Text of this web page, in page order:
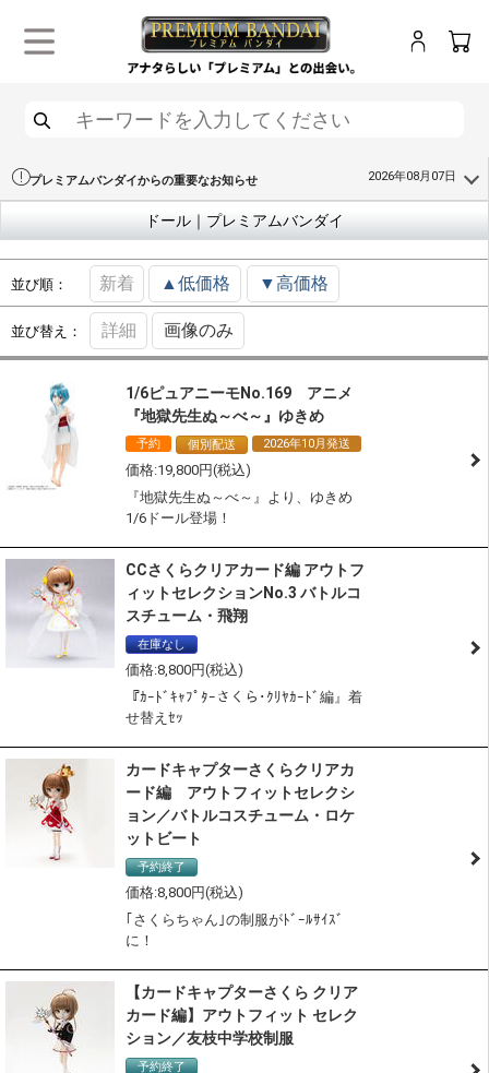
プレミアムバンダイからの重要なお知らせ 2026年08月07日
ドール｜プレミアムバンダイ
並び順： 新着 ▲低価格 ▼高価格
並び替え： 詳細 画像のみ
1/6ピュアニーモNo.169 アニメ
『地獄先生ぬ～べ～』ゆきめ
予約 個別配送 2026年10月発送
19,800
『地獄先生ぬ～べ～』より、ゆきめ
1/6ドール登場！
CCさくらクリアカード編 アウトフ
ィットセレクションNo.3 バトルコ
スチューム・飛翔
在庫なし
8,800
『ｶｰﾄﾞｷｬﾌﾟﾀｰさくら･ｸﾘﾔｶｰﾄﾞ編』着
せ替えｾｯ
カードキャプターさくらクリアカ
ード編 アウトフィットセレクシ
ョン／バトルコスチューム・ロケ
ットビート
予約終了
8,800
｢さくらちゃん｣の制服がﾄﾞｰﾙｻｲｽﾞ
に！
【カードキャプターさくら クリア
カード編】アウトフィット セレク
ション／友枝中学校制服
予約終了